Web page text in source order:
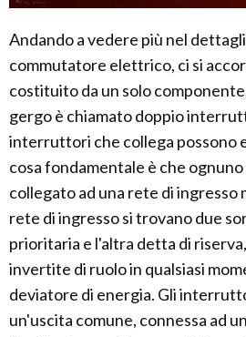
Andando a vedere più nel
commutatore elettrico, ci si
costituito da un solo
gergo è chiamato doppio
interruttori che collega possono
cosa fondamentale è che
collegato ad una rete di ingresso
rete di ingresso si trovano due
prioritaria e l'altra detta di
invertite di ruolo in qualsiasi
deviatore di energia. Gli
un'uscita comune, connessa ad